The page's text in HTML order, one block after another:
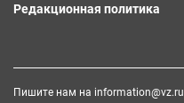
Редакционная политика
Пишите нам на information@vz.ru